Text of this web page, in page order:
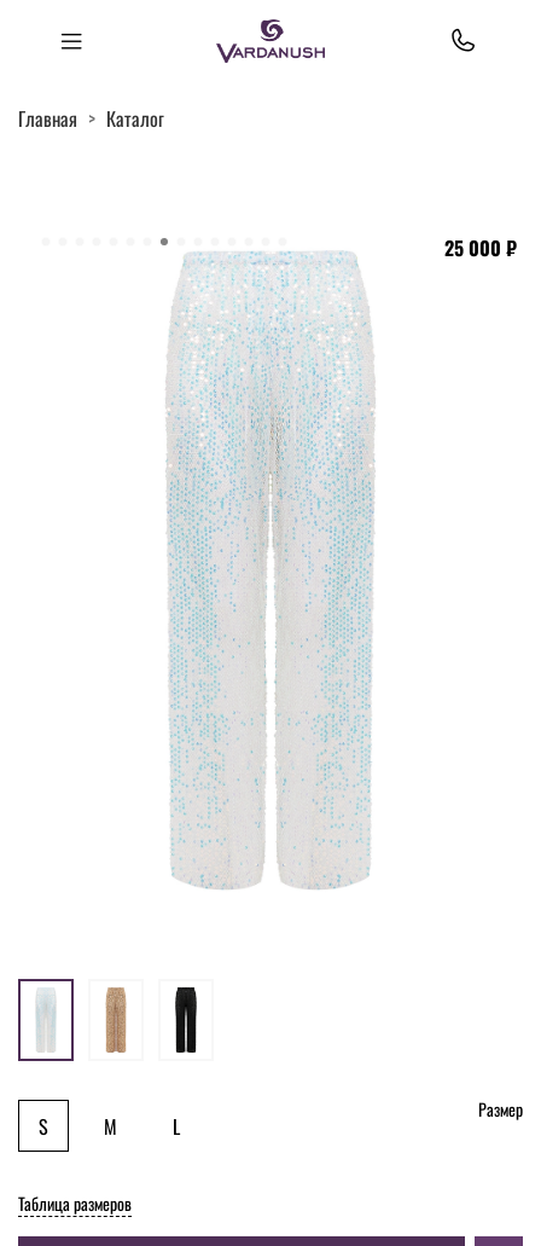
Главная Каталог
25 000 ₽
Таблица размеров
Размер
S M L